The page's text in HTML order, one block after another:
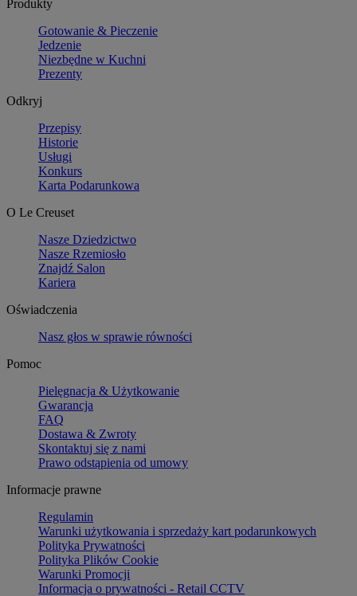
Produkty
Gotowanie & Pieczenie
Jedzenie
Niezbędne w Kuchni
Prezenty
Odkryj
Przepisy
Historie
Usługi
Konkurs
Karta Podarunkowa
O Le Creuset
Nasze Dziedzictwo
Nasze Rzemiosło
Znajdź Salon
Kariera
Oświadczenia
Nasz głos w sprawie równości
Pomoc
Pielęgnacja & Użytkowanie
Gwarancja
FAQ
Dostawa & Zwroty
Skontaktuj się z nami
Prawo odstąpienia od umowy
Informacje prawne
Regulamin
Warunki użytkowania i sprzedaży kart podarunkowych
Polityka Prywatności
Polityka Plików Cookie
Warunki Promocji
Informacja o prywatności - Retail CCTV